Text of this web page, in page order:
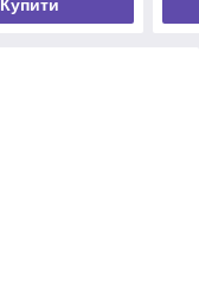
Купити